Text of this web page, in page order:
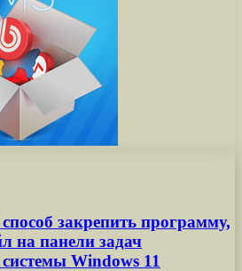
закрепить программу,
на панели задач
Windows 11